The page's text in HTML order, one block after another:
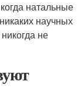
натальные
научных
не